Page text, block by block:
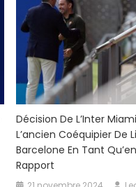
Décision De L’Inter
L’ancien Coéquipier De
Barcelone En Tant
Rapport